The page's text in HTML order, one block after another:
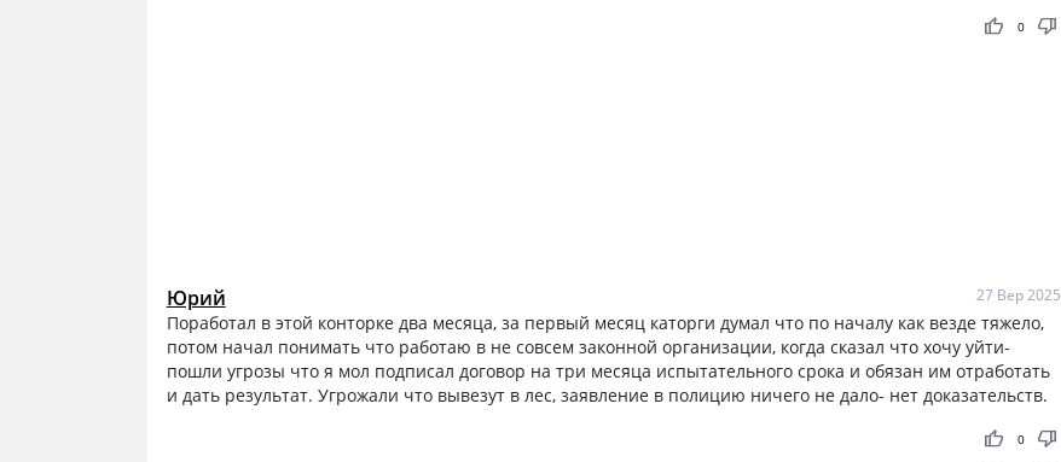
thumb_up thumb_down
0
Юрий 27 Вер 2025
Поработал в этой конторке два месяца, за первый месяц каторги думал что по началу как везде тяжело,
потом начал понимать что работаю в не совсем законной организации, когда сказал что хочу уйти-
пошли угрозы что я мол подписал договор на три месяца испытательного срока и обязан им отработать
и дать результат. Угрожали что вывезут в лес, заявление в полицию ничего не дало- нет доказательств.
thumb_up thumb_down
0